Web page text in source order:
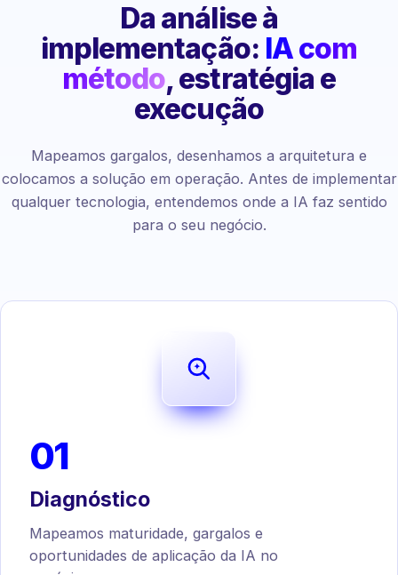
Da análise à
implementação: IA com
método, estratégia e
execução
Mapeamos gargalos, desenhamos a arquitetura e
colocamos a solução em operação. Antes de implementar
qualquer tecnologia, entendemos onde a IA faz sentido
para o seu negócio.
01
Diagnóstico
Mapeamos maturidade, gargalos e
oportunidades de aplicação da IA no